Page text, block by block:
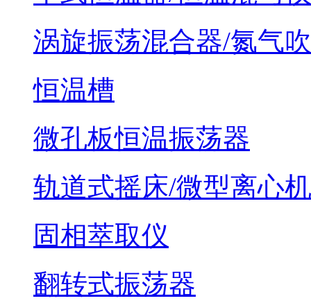
涡旋振荡混合器/氮气
恒温槽
微孔板恒温振荡器
轨道式摇床/微型离心机
固相萃取仪
翻转式振荡器